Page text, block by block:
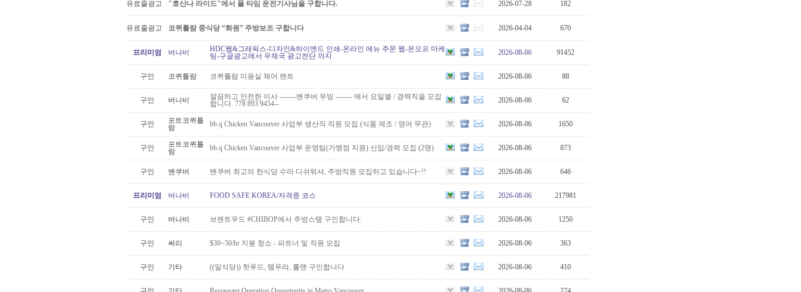
유료줄광고 "호산나 라이드"에서 풀 타임 운전기사님을 구합니다. 2026-07-28 182
유료줄광고 코퀴틀람 중식당 “화원” 주방보조 구합니다 2026-04-04 670
프리미엄 버나비
HDC웹&그래픽스-디자인&하이엔드 인쇄-온라인 메뉴 주문 웹-온오프 마케
팅-구글광고에서 우체국 광고전단 까지
2026-08-06 91452
구인 코퀴틀람 코퀴틀람 미용실 체어 랜트 2026-08-06 88
구인 버나비
깔끔하고 안전한 이사 -------밴쿠버 무빙 ------- 에서 요일별 / 경력직을 모집
합니다. 778 893 9454--
2026-08-06 62
구인
포트코퀴틀
람
bb.q Chicken Vancouver 사업부 생산직 직원 모집 (식품 제조 / 영어 무관) 2026-08-06 1650
구인
포트코퀴틀
람
bb.q Chicken Vancouver 사업부 운영팀(가맹점 지원) 신입/경력 모집 (2명) 2026-08-06 873
구인 밴쿠버 밴쿠버 최고의 한식당 수라 디쉬워셔, 주방직원 모집하고 있습니다~!! 2026-08-06 646
프리미엄 버나비 FOOD SAFE KOREA/자격증 코스 2026-08-06 217981
구인 버나비 브랜트우드 #CHIBOP에서 주방스탶 구인합니다. 2026-08-06 1250
구인 써리 $30~50/hr 지붕 청소 - 파트너 및 직원 모집 2026-08-06 363
구인 기타 ((일식당)) 핫푸드, 템푸라, 롤맨 구인합니다 2026-08-06 410